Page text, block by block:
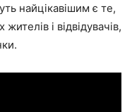
найцікавішим є те,
і відвідувачів,